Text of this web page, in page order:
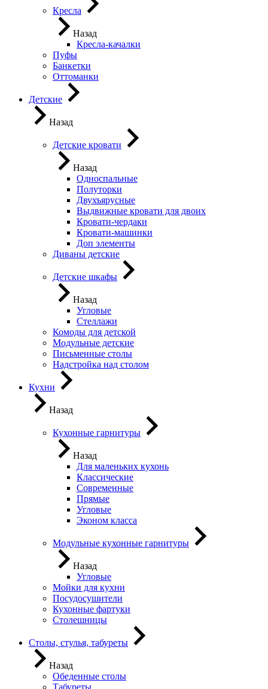
Кресла
Назад
Кресла-качалки
Пуфы
Банкетки
Оттоманки
Детские
Назад
Детские кровати
Назад
Односпальные
Полуторки
Двухъярусные
Выдвижные кровати для двоих
Кровати-чердаки
Кровати-машинки
Доп элементы
Диваны детские
Детские шкафы
Назад
Угловые
Стеллажи
Комоды для детской
Модульные детские
Письменные столы
Надстройка над столом
Кухни
Назад
Кухонные гарнитуры
Назад
Для маленьких кухонь
Классические
Современные
Прямые
Угловые
Эконом класса
Модульные кухонные гарнитуры
Назад
Угловые
Мойки для кухни
Посудосушители
Кухонные фартуки
Столешницы
Столы, стулья, табуреты
Назад
Обеденные столы
Табуреты